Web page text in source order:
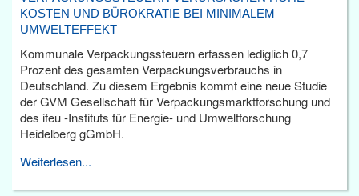
KOSTEN UND BÜROKRATIE BEI MINIMALEM
UMWELTEFFEKT
Kommunale Verpackungssteuern erfassen lediglich 0,7
Prozent des gesamten Verpackungsverbrauchs in
Deutschland. Zu diesem Ergebnis kommt eine neue Studie
der GVM Gesellschaft für Verpackungsmarktforschung und
des ifeu -Instituts für Energie- und Umweltforschung
Heidelberg gGmbH.
Weiterlesen...